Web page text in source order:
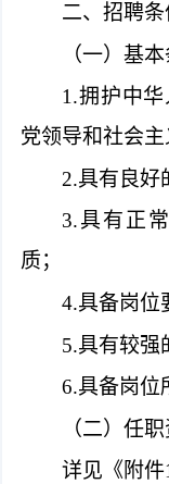
二、招聘条
（一）基
1.拥护中
党领导和社会主
2.具有良好
3.具有正
质；
4.具备岗位
5.具有较强
6.具备岗位
（二）任
详见《附